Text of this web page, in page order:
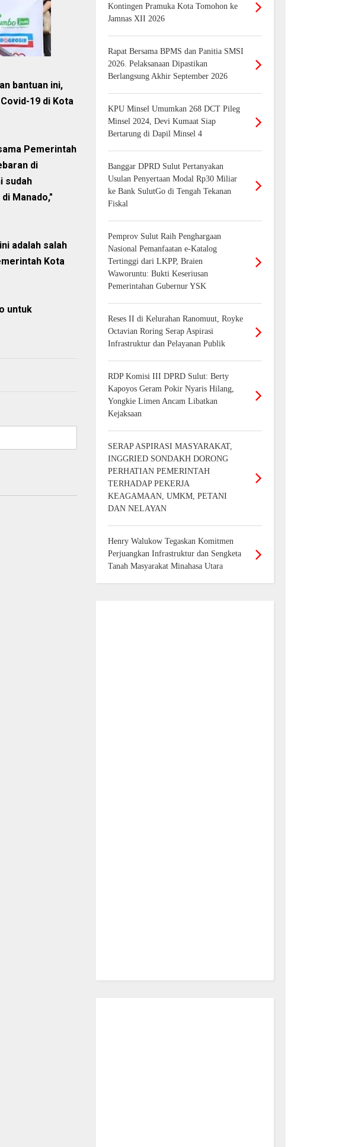
bantuan ini,
19 di Kota
Pemerintah
di
sudah
Manado,"
adalah salah
Kota
untuk
Kontingen Pramuka Kota Tomohon ke
Jamnas XII 2026
Rapat Bersama BPMS dan Panitia SMSI
2026. Pelaksanaan Dipastikan
Berlangsung Akhir September 2026
KPU Minsel Umumkan 268 DCT Pileg
Minsel 2024, Devi Kumaat Siap
Bertarung di Dapil Minsel 4
Banggar DPRD Sulut Pertanyakan
Usulan Penyertaan Modal Rp30 Miliar
ke Bank SulutGo di Tengah Tekanan
Fiskal
Pemprov Sulut Raih Penghargaan
Nasional Pemanfaatan e-Katalog
Tertinggi dari LKPP, Braien
Waworuntu: Bukti Keseriusan
Pemerintahan Gubernur YSK
Reses II di Kelurahan Ranomuut, Royke
Octavian Roring Serap Aspirasi
Infrastruktur dan Pelayanan Publik
RDP Komisi III DPRD Sulut: Berty
Kapoyos Geram Pokir Nyaris Hilang,
Yongkie Limen Ancam Libatkan
Kejaksaan
SERAP ASPIRASI MASYARAKAT,
INGGRIED SONDAKH DORONG
PERHATIAN PEMERINTAH
TERHADAP PEKERJA
KEAGAMAAN, UMKM, PETANI
DAN NELAYAN
Henry Walukow Tegaskan Komitmen
Perjuangkan Infrastruktur dan Sengketa
Tanah Masyarakat Minahasa Utara